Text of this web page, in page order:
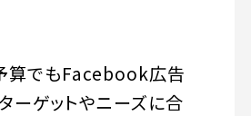
算でもFacebook広告
ーゲットやニーズに合